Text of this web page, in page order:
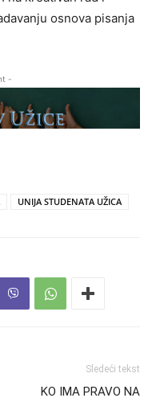
osnova pisanja
-
UNIJA STUDENATA UŽICA
Sledeći tekst
KO IMA PRAVO NA